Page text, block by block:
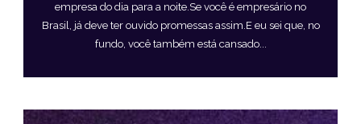
empresa do dia para a noite.Se você é empresário no
Brasil, já deve ter ouvido promessas assim.E eu sei que, no
fundo, você também está cansado...